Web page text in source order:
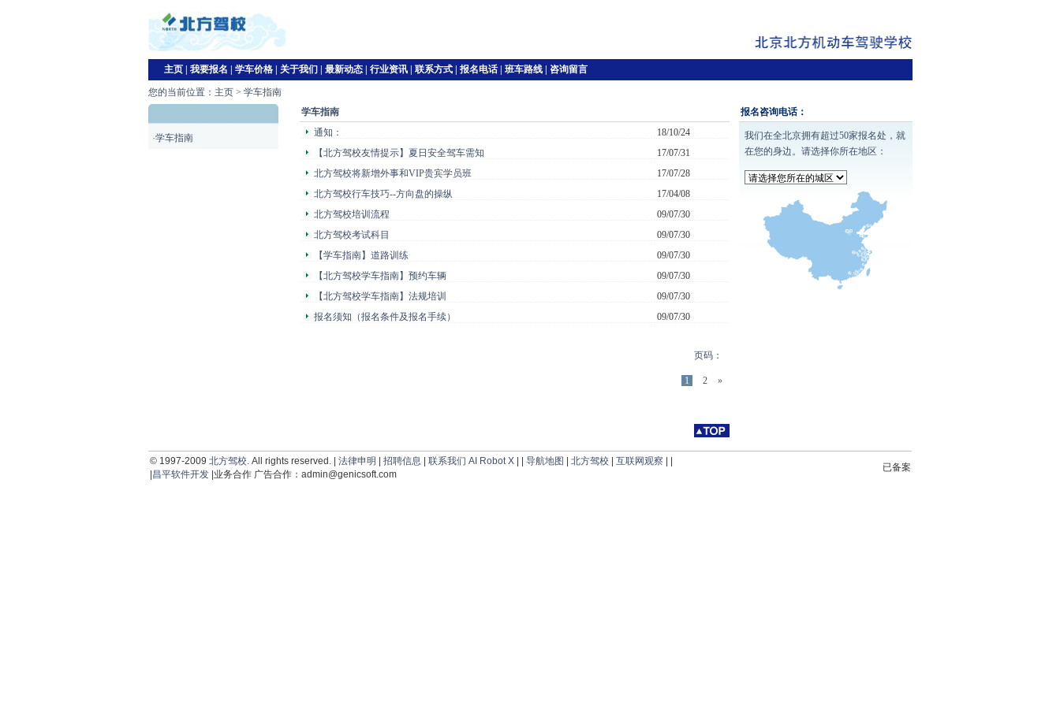
主页| 我要报名 学车价格| 关于我们 最新动态| 行业资讯| 联系方式| 报名电话| 班车路线| 咨询留言
您的当前位置： 主页> 学车指南
·学车指南
学车指南
通知：
18/10/24
【北方驾校友情提示】夏日安全驾车需知
17/07/31
北方驾校将新增外事和VIP贵宾学员班
17/07/28
北方驾校行车技巧--方向盘的操纵
17/04/08
北方驾校培训流程
09/07/30
北方驾校考试科目
09/07/30
【学车指南】道路训练
09/07/30
【北方驾校学车指南】预约车辆
09/07/30
【北方驾校学车指南】法规培训
09/07/30
报名须知（报名条件及报名手续）
09/07/30
页码：
1 2 »
报名咨询电话：
我们在全北京拥有超过50家报名处，就
在您的身边。请选择你所在地区：
© 1997-2009 北方驾校. All rights reserved. | 法律申明 招聘信息 联系我们 AI Robot X| | 导航地图 北方驾校| 互联网观察
昌平软件开发|业务合作 广告合作： admin@genicsoft.com
已备案